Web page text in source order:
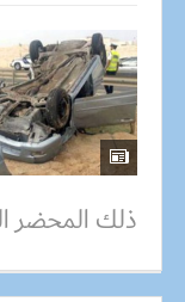
ذلك المحضر